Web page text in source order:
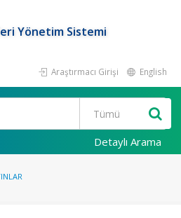
Yönetim Sistemi
Araştırmacı Girişi English
Detaylı Arama